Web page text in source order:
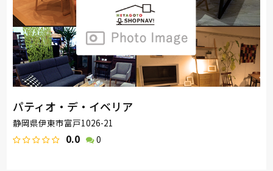
パティオ・デ・イベリア
静岡県伊東市富戸1026-21
0.0 0